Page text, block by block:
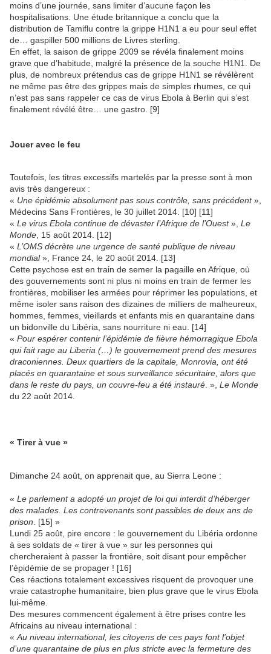
moins d’une journée, sans limiter d’aucune façon les
hospitalisations. Une étude britannique a conclu que la
distribution de Tamiflu contre la grippe H1N1 a eu pour seul effet
de… gaspiller 500 millions de Livres sterling.
En effet, la saison de grippe 2009 se révéla finalement moins
grave que d’habitude, malgré la présence de la souche H1N1. De
plus, de nombreux prétendus cas de grippe H1N1 se révélèrent
ne même pas être des grippes mais de simples rhumes, ce qui
n’est pas sans rappeler ce cas de virus Ebola à Berlin qui s’est
finalement révélé être… une gastro. [9]
Jouer avec le feu
Toutefois, les titres excessifs martelés par la presse sont à mon
avis très dangereux :
« Une épidémie absolument pas sous contrôle, sans précédent»,
Médecins Sans Frontières, le 30 juillet 2014. [10] [11]
« Le virus Ebola continue de dévaster l’Afrique de l’Ouest», Le
Monde , 15 août 2014. [12]
« L’OMS décrète une urgence de santé publique de niveau
mondial», France 24, le 20 août 2014. [13]
Cette psychose est en train de semer la pagaille en Afrique, où
des gouvernements sont ni plus ni moins en train de fermer les
frontières, mobiliser les armées pour réprimer les populations, et
même isoler sans raison des dizaines de milliers de malheureux,
hommes, femmes, vieillards et enfants mis en quarantaine dans
un bidonville du Libéria, sans nourriture ni eau. [14]
« Pour espérer contenir l’épidémie de fièvre hémorragique Ebola
qui fait rage au Liberia (…) le gouvernement prend des mesures
draconiennes. Deux quartiers de la capitale, Monrovia, ont été
placés en quarantaine et sous surveillance sécuritaire, alors que
dans le reste du pays, un couvre-feu a été instauré . », Le Monde
du 22 août 2014.
« Tirer à vue »
Dimanche 24 août, on apprenait que, au Sierra Leone :
« Le parlement a adopté un projet de loi qui interdit d’héberger
des malades. Les contrevenants sont passibles de deux ans de
prison . [15] »
Lundi 25 août, pire encore : le gouvernement du Libéria ordonne
à ses soldats de « tirer à vue » sur les personnes qui
chercheraient à passer la frontière, soit disant pour empêcher
l’épidémie de se propager ! [16]
Ces réactions totalement excessives risquent de provoquer une
vraie catastrophe humanitaire, bien plus grave que le virus Ebola
lui-même.
Des mesures commencent également à être prises contre les
Africains au niveau international :
« Au niveau international, les citoyens de ces pays font l’objet
d’une quarantaine de plus en plus stricte avec la fermeture des